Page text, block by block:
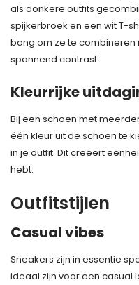
als donkere outfits
spijkerbroek en een wit T-
bang om ze te combineren
spannend contrast.
Kleurrijke
Bij een schoen met
één kleur uit de schoen te
in je outfit. Dit creëert
hebt.
Outfitstijlen
Casual vibes
Sneakers zijn in essentie
ideaal zijn voor een casual